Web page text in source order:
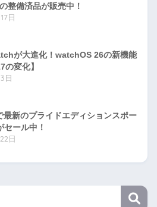
整備済品が販売中！
日
が大進化！watchOS 26の新機能
の変化】
日
最新のプライドエディションスポー
セール中！
日